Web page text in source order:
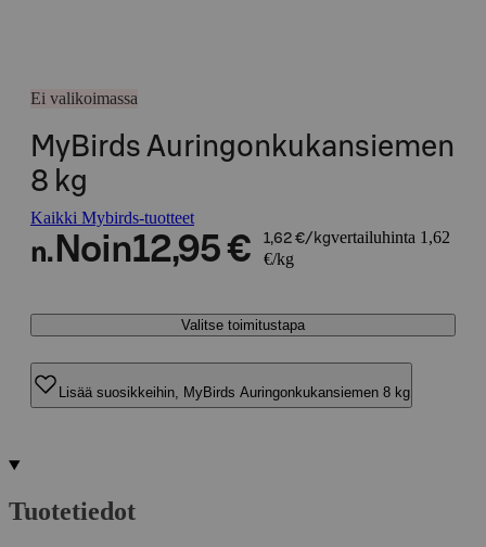
Ei valikoimassa
MyBirds Auringonkukansiemen
8 kg
Kaikki Mybirds-tuotteet
n. Noin12,95 € 1,62 €/kgvertailuhinta 1,62
€/kg
Valitse toimitustapa
Lisää suosikkeihin, MyBirds Auringonkukansiemen 8 kg
Tuotetiedot